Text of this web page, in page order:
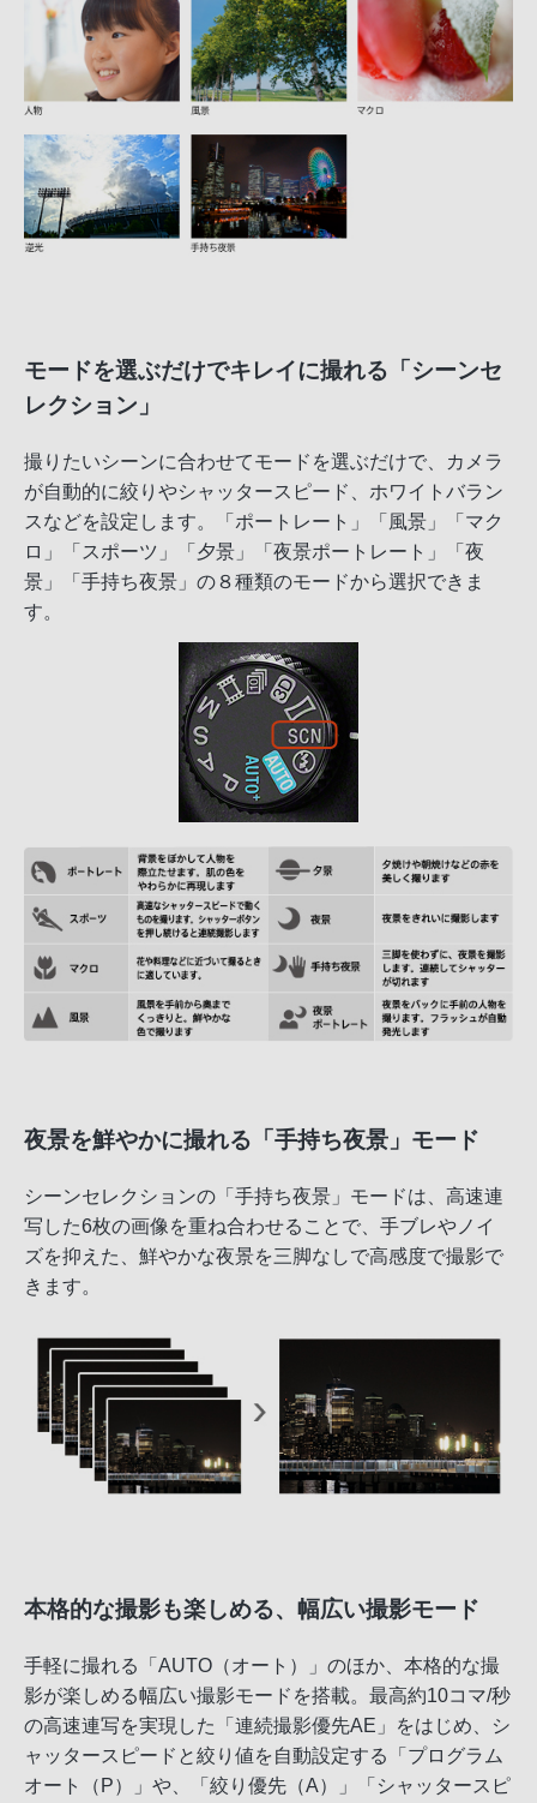
モードを選ぶだけでキレイに撮れる「シーンセ
レクション」
撮りたいシーンに合わせてモードを選ぶだけで、カメラ
が自動的に絞りやシャッタースピード、ホワイトバラン
スなどを設定します。「ポートレート」「風景」「マク
ロ」「スポーツ」「夕景」「夜景ポートレート」「夜
景」「手持ち夜景」の８種類のモードから選択できま
す。
夜景を鮮やかに撮れる「手持ち夜景」モード
シーンセレクションの「手持ち夜景」モードは、高速連
写した6枚の画像を重ね合わせることで、手ブレやノイ
ズを抑えた、鮮やかな夜景を三脚なしで高感度で撮影で
きます。
本格的な撮影も楽しめる、幅広い撮影モード
手軽に撮れる「AUTO（オート）」のほか、本格的な撮
影が楽しめる幅広い撮影モードを搭載。最高約10コマ/秒
の高速連写を実現した「連続撮影優先AE」をはじめ、シ
ャッタースピードと絞り値を自動設定する「プログラム
オート（P）」や、「絞り優先（A）」「シャッタースピ